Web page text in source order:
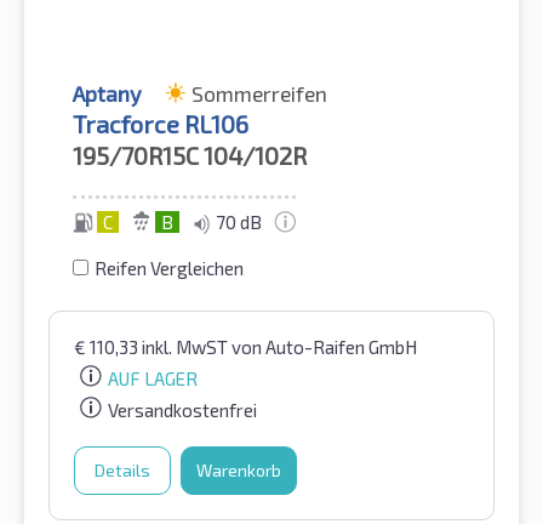
Aptany Sommerreifen
Tracforce RL106
195/70R15C104/102R
C B 70 dB
Reifen Vergleichen
€ 110,33 inkl. MwSTvon Auto-Raifen GmbH
AUF LAGER
Versandkostenfrei
Details Warenkorb